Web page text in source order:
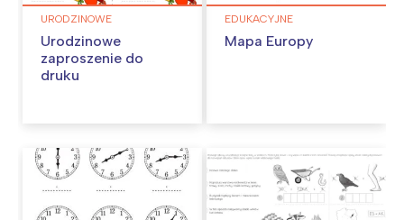
URODZINOWE
Urodzinowe
zaproszenie do
druku
EDUKACYJNE
Mapa Europy